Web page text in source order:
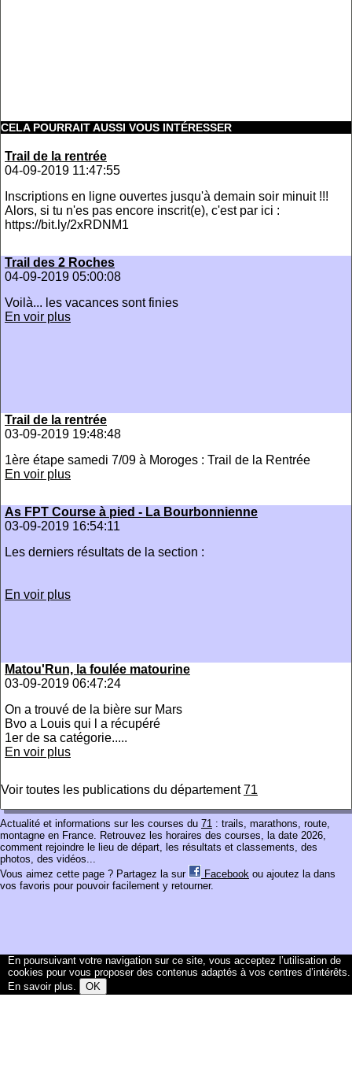
CELA POURRAIT AUSSI VOUS INTÉRESSER
Trail de la rentrée
04-09-2019 11:47:55
Inscriptions en ligne ouvertes jusqu'à demain soir minuit !!!
Alors, si tu n'es pas encore inscrit(e), c'est par ici :
https://bit.ly/2xRDNM1
Trail des 2 Roches
04-09-2019 05:00:08
Voilà... les vacances sont finies
En voir plus
Trail de la rentrée
03-09-2019 19:48:48
1ère étape samedi 7/09 à Moroges : Trail de la Rentrée
En voir plus
As FPT Course à pied - La Bourbonnienne
03-09-2019 16:54:11
Les derniers résultats de la section :
En voir plus
Matou'Run, la foulée matourine
03-09-2019 06:47:24
On a trouvé de la bière sur Mars
Bvo a Louis qui l a récupéré
1er de sa catégorie.....
En voir plus
Voir toutes les publications du département71
Actualité et informations sur les courses du 71 : trails, marathons, route,
montagne en France. Retrouvez les horaires des courses, la date 2026,
comment rejoindre le lieu de départ, les résultats et classements, des
photos, des vidéos...
Vous aimez cette page ? Partagez la sur
Facebook ou ajoutez la dans
vos favoris pour pouvoir facilement y retourner.
En poursuivant votre navigation sur ce site, vous acceptez l’utilisation de
cookies pour vous proposer des contenus adaptés à vos centres d’intérêts.
En savoir plus. OK